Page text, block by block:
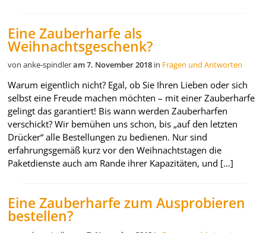
Eine Zauberharfe als
Weihnachtsgeschenk?
von anke-spindleram 7. November 2018 in Fragen und Antworten
Warum eigentlich nicht? Egal, ob Sie Ihren Lieben oder sich
selbst eine Freude machen möchten – mit einer Zauberharfe
gelingt das garantiert! Bis wann werden Zauberharfen
verschickt? Wir bemühen uns schon, bis „auf den letzten
Drücker“ alle Bestellungen zu bedienen. Nur sind
erfahrungsgemäß kurz vor den Weihnachtstagen die
Paketdienste auch am Rande ihrer Kapazitäten, und […]
Eine Zauberharfe zum Ausprobieren
bestellen?